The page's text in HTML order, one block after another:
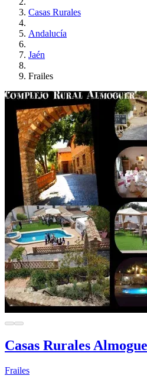
Casas Rurales
Andalucía
Jaén
Frailes
Casas Rurales
Frailes